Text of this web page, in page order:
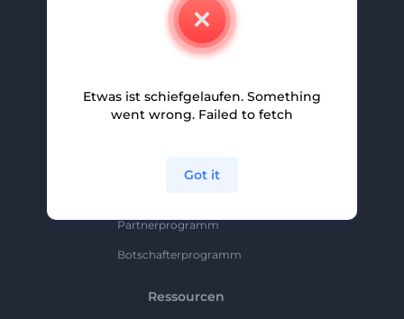
Partnerprogramm
Partnerprogramm
Botschafterprogramm
Ressourcen
Etwas ist schiefgelaufen. Something
went wrong. Failed to fetch
Got it